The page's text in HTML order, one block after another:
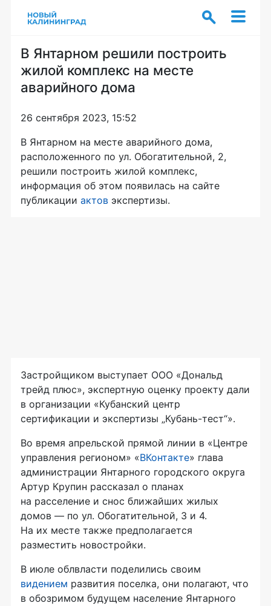
В Янтарном решили построить
жилой комплекс на месте
аварийного дома
26 сентября 2023, 15:52
В Янтарном на месте аварийного дома,
расположенного по ул. Обогатительной, 2,
решили построить жилой комплекс,
информация об этом появилась на сайте
публикации актов экспертизы.
Застройщиком выступает ООО «Дональд
трейд плюс», экспертную оценку проекту дали
в организации «Кубанский центр
сертификации и экспертизы „Кубань-тест“».
Во время апрельской прямой линии в «Центре
управления регионом» «ВКонтакте» глава
администрации Янтарного городского округа
Артур Крупин рассказал о планах
на расселение и снос ближайших жилых
домов — по ул. Обогатительной, 3 и 4.
На их месте также предполагается
разместить новостройки.
В июле облвласти поделились своим
видением развития поселка, они полагают, что
в обозримом будущем население Янтарного